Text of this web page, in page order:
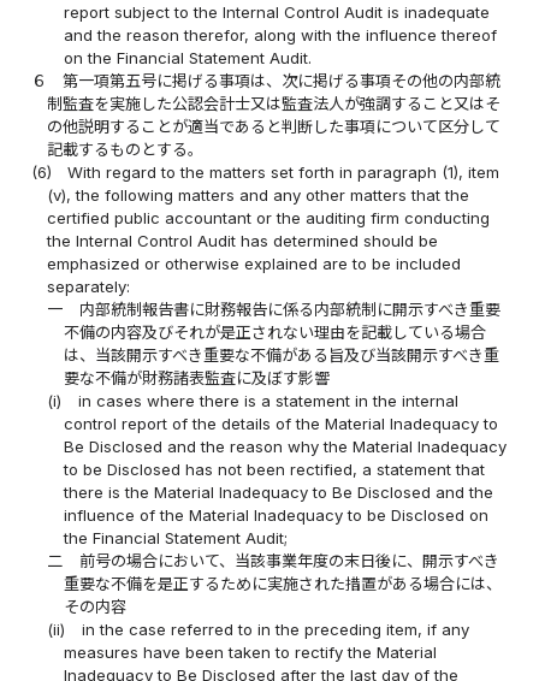
report subject to the Internal Control Audit is inadequate
and the reason therefor, along with the influence thereof
on the Financial Statement Audit.
６
第一項第五号に掲げる事項は、次に掲げる事項その他の内部統
制監査を実施した公認会計士又は監査法人が強調すること又はそ
の他説明することが適当であると判断した事項について区分して
記載するものとする。
(6)
With regard to the matters set forth in paragraph (1), item
(v), the following matters and any other matters that the
certified public accountant or the auditing firm conducting
the Internal Control Audit has determined should be
emphasized or otherwise explained are to be included
separately:
一
内部統制報告書に財務報告に係る内部統制に開示すべき重要
不備の内容及びそれが是正されない理由を記載している場合
は、当該開示すべき重要な不備がある旨及び当該開示すべき重
要な不備が財務諸表監査に及ぼす影響
(i)
in cases where there is a statement in the internal
control report of the details of the Material Inadequacy to
Be Disclosed and the reason why the Material Inadequacy
to be Disclosed has not been rectified, a statement that
there is the Material Inadequacy to Be Disclosed and the
influence of the Material Inadequacy to be Disclosed on
the Financial Statement Audit;
二
前号の場合において、当該事業年度の末日後に、開示すべき
重要な不備を是正するために実施された措置がある場合には、
その内容
(ii)
in the case referred to in the preceding item, if any
measures have been taken to rectify the Material
Inadequacy to Be Disclosed after the last day of the